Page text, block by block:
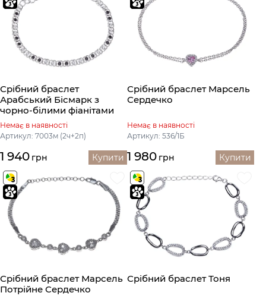
Срібний браслет
Арабський Бісмарк з
чорно-білими фіанітами
Немає в наявності
Артикул: 7003м (2ч+2п)
1 940 грн Купити
Срібний браслет Марсель
Сердечко
Немає в наявності
Артикул: 536/1Б
1 980 грн Купити
Срібний браслет Марсель
Потрійне Сердечко
Срібний браслет Тоня